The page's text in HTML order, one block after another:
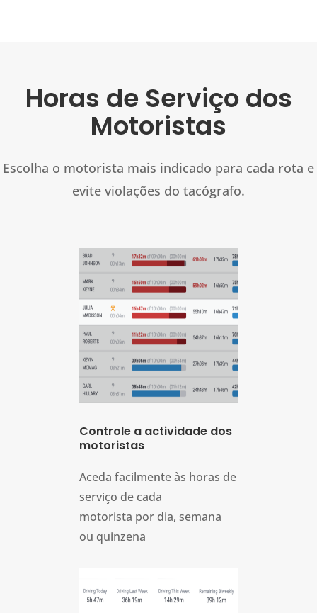
Horas de Serviço dos
Motoristas
Escolha o motorista mais indicado para cada rota e
evite violações do tacógrafo.
Controle a actividade dos
motoristas
Aceda facilmente às horas de
serviço de cada
motorista por dia, semana
ou quinzena